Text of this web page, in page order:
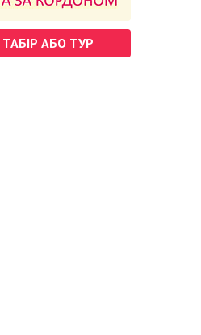
АБО ТУР